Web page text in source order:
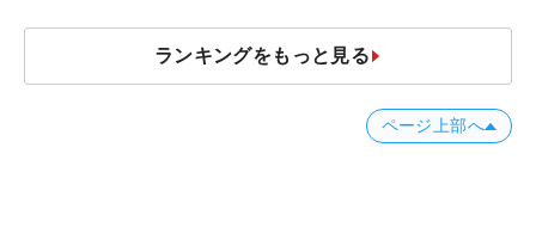
ランキングをもっと見る
ページ上部へ